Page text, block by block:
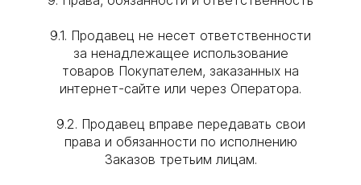
9.1. Продавец не несет ответственности
за ненадлежащее использование
товаров Покупателем, заказанных на
интернет-сайте или через Оператора.
9.2. Продавец вправе передавать свои
права и обязанности по исполнению
Заказов третьим лицам.